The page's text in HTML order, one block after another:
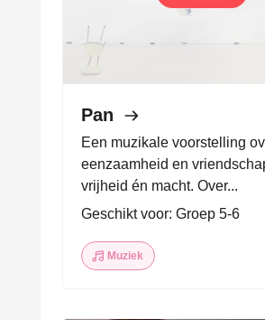
Pan
Een muzikale voorstelling
eenzaamheid en
vrijheid én macht. Over...
Geschikt voor: Groep 5-6
Muziek